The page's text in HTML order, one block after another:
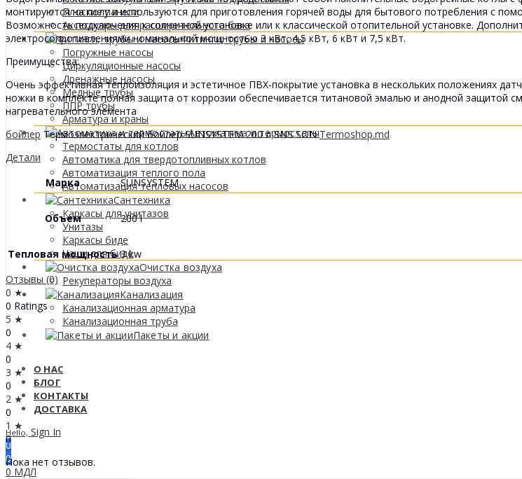
Плоские панели
Аксессуары для расширительного бака
Фитинги, трубы и насосы
Погружные насосы
Циркуляционные насосы
Дренажные насосы
Медные трубы
ППР трубы
Арматура и краны
Автоматика и термостаты
Термостаты для котлов
Автоматика для твердотопливных котлов
Автоматизация теплого пола
Автоматизация тепловых насосов
Сантехника
Каркасы для унитазов
Унитазы
Каркасы биде
Чаши для биде
Очистка воздуха
Рекуператоры воздуха
Канализация
Канализационная арматура
Канализационная труба
Пакеты и акции
О НАС
БЛОГ
КОНТАКТЫ
ДОСТАВКА
Hello, Sign In
0
0
0 МДЛ
монтируются на полу и используются для приготовления горячей воды для бытового потребления с
Возможность подключения к солнечной установке или к классической отопительной установке.
электросопротивлениями номинальной мощностью 3 кВт, 4,5 кВт, 6 кВт и 7,5 кВт.
Преимущества:
Очень эффективная теплоизоляция и эстетичное ПВХ-покрытие установка в нескольких положениях
ножки в комплекте полная защита от коррозии обеспечивается титановой эмалью и анодной защитой
нагревательного элемента
бойлер Термоэлектрический бойлер SUNSYSTEM 200 л SNS SONTermoshop.md
Детали
Марка
SUNSYSTEM
Объем 200 l
Тепловая мощность 3 kw
Отзывы (0)
0 ★
0 Ratings
5 ★
0
4 ★
0
3 ★
0
2 ★
0
1 ★
0
Пока нет отзывов.